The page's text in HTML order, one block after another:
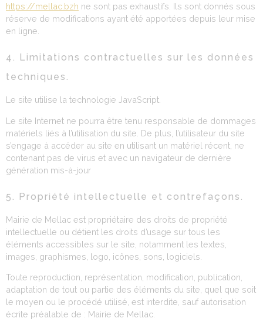
https://mellac.bzh ne sont pas exhaustifs. Ils sont donnés sous
réserve de modifications ayant été apportées depuis leur mise
en ligne.
4. Limitations contractuelles sur les données
techniques.
Le site utilise la technologie JavaScript.
Le site Internet ne pourra être tenu responsable de dommages
matériels liés à l’utilisation du site. De plus, l’utilisateur du site
s’engage à accéder au site en utilisant un matériel récent, ne
contenant pas de virus et avec un navigateur de dernière
génération mis-à-jour
5. Propriété intellectuelle et contrefaçons.
Mairie de Mellac est propriétaire des droits de propriété
intellectuelle ou détient les droits d’usage sur tous les
éléments accessibles sur le site, notamment les textes,
images, graphismes, logo, icônes, sons, logiciels.
Toute reproduction, représentation, modification, publication,
adaptation de tout ou partie des éléments du site, quel que soit
le moyen ou le procédé utilisé, est interdite, sauf autorisation
écrite préalable de : Mairie de Mellac.